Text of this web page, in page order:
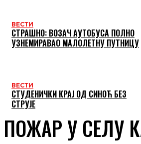
ВЕСТИ
СТРАШНО: ВОЗАЧ АУТОБУСА ПОЛНО
УЗНЕМИРАВАО МАЛОЛЕТНУ ПУТНИЦУ
ВЕСТИ
СТУДЕНИЧКИ КРАЈ ОД СИНОЋ БЕЗ
СТРУЈЕ
ПОЖАР У СЕЛУ